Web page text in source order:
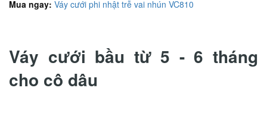
Mua ngay: Váy cưới phi nhật trễ vai nhún VC810
Váy cưới bầu từ 5 - 6 tháng
cho cô dâu